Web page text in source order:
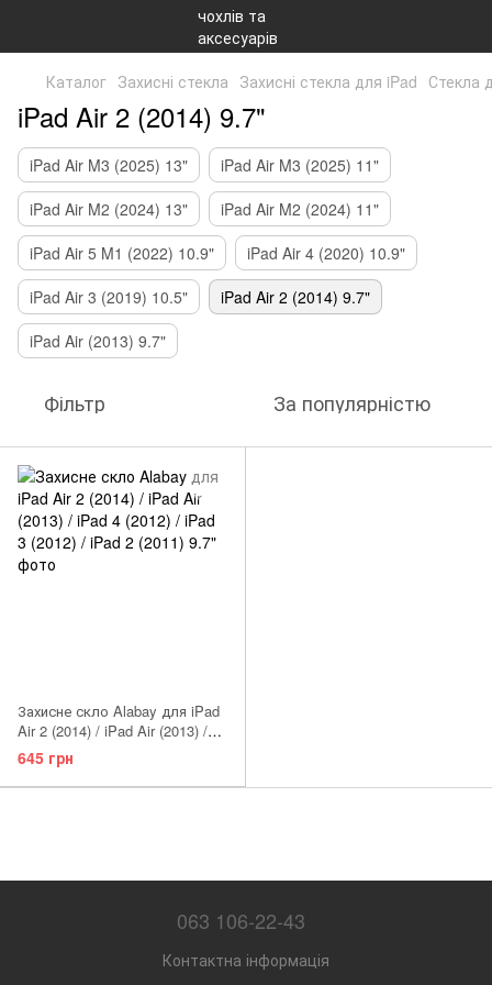
Каталог Захисні стекла Захисні стекла для iPad Стекла
iPad Air 2 (2014) 9.7"
iPad Air M3 (2025) 13"
iPad Air M3 (2025) 11"
iPad Air M2 (2024) 13"
iPad Air M2 (2024) 11"
iPad Air 5 M1 (2022) 10.9"
iPad Air 4 (2020) 10.9"
iPad Air 3 (2019) 10.5"
iPad Air 2 (2014) 9.7"
iPad Air (2013) 9.7"
Фільтр За популярністю
Захисне скло Alabay для iPad
Air 2 (2014) / iPad Air (2013) /
iPad 4 (2012) / iPad 3 (2012) /
iPad 2 (2011) 9.7"
645 грн
063 106-22-43
Контактна інформація